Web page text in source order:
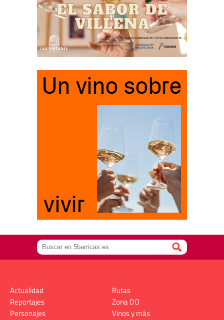
Actualidad
Reportajes
Personajes
Rutas
Zona DO
Vinos y más